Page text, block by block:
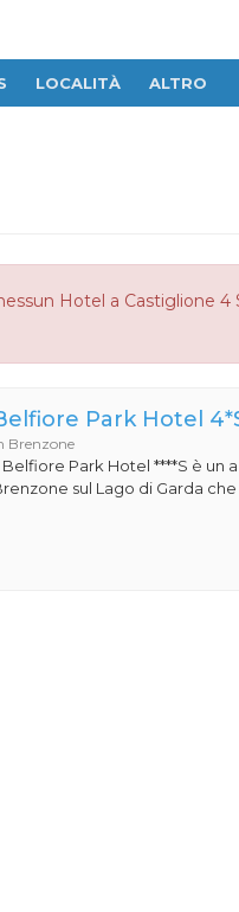
LOCALITÀ ALTRO
Hotel a Castiglione
Park Hotel
Brenzone
Belfiore Park Hotel ****S è un
sul Lago di Garda che